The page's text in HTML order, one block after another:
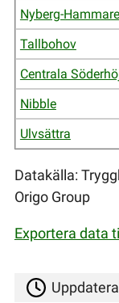
Nyberg-
Tallbohov
Centrala
Nibble
Ulvsättra
Datakälla:
Origo Group
Exportera data